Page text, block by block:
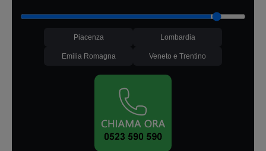
Piacenza Lombardia
Emilia Romagna Veneto e Trentino